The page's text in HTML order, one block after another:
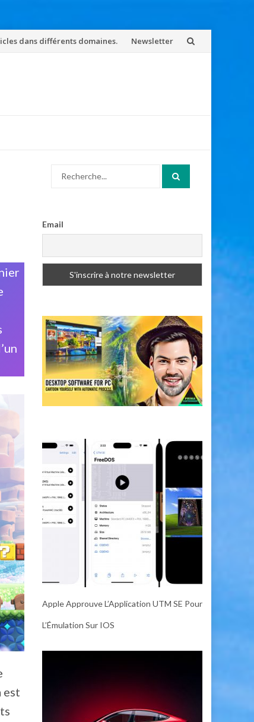
dans différents domaines. Newsletter
est
Email
Apple Approuve L’Application UTM SE Pour
L’Émulation Sur IOS